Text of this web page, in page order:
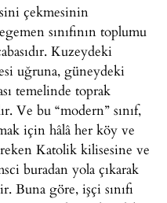
çekmesinin
sınıfının toplumu
Kuzeydeki
uğruna, güneydeki
temelinde toprak
Ve bu “modern” sınıf,
için hâlâ her köy ve
Katolik kilisesine ve
buradan yola çıkarak
Buna göre, işçi sınıfı